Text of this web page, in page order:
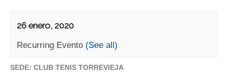
26 enero, 2020
Recurring Evento (See all)
SEDE: CLUB TENIS TORREVIEJA